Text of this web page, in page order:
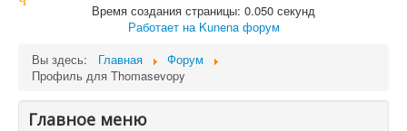
Время создания страницы: 0.050 секунд
Работает на Kunena форум
Вы здесь:
Главная
Форум
Профиль для Thomasevopy
Главное меню